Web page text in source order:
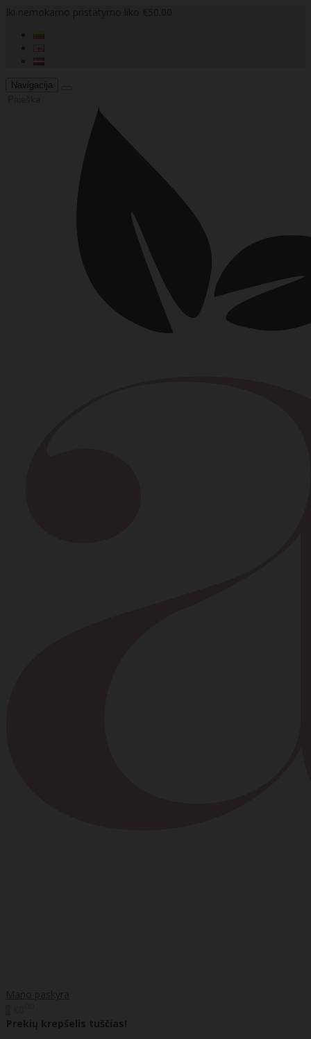
Navigacija
Mano paskyra
Prekių krepšelis tuščias!